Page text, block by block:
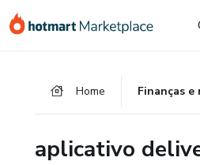
para
para
para
Home Finanças e
aplicativo